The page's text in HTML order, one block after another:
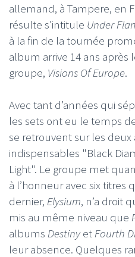
allemand, à Tampere, en
résulte s’intitule Under
à la fin de la tournée
album arrive 14 ans
groupe, Visions Of Europe.
Avec tant d’années qui
les sets ont eu le temps
se retrouvent sur les
indispensables "Black
Light". Le groupe met
à l’honneur avec six titres
dernier, Elysium, n’a droit
mis au même niveau que
albums DestinyetFourth
leur absence. Quelques